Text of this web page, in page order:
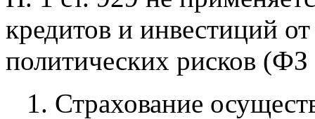
кредитов и инвестиций
политических рисков
1. Страхование